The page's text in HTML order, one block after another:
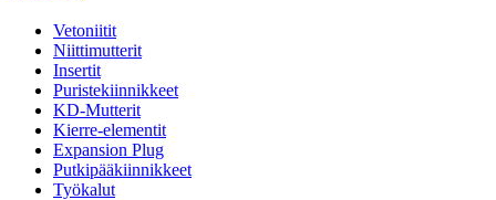
Vetoniitit
Niittimutterit
Insertit
Puristekiinnikkeet
KD-Mutterit
Kierre-elementit
Expansion Plug
Putkipääkiinnikkeet
Työkalut